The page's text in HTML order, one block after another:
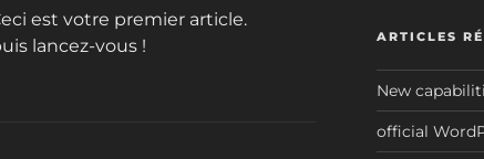
est votre premier article.
lancez-vous !
ARTICLES
New
official